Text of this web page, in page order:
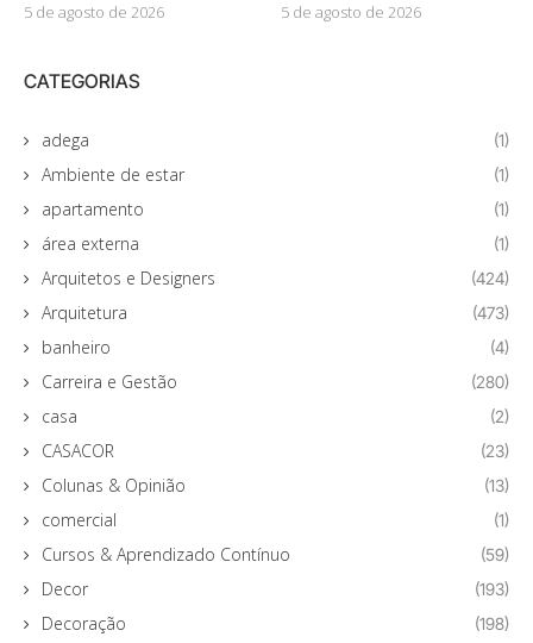
5 de agosto de 2026 5 de agosto de 2026
CATEGORIAS
adega (1)
Ambiente de estar (1)
apartamento (1)
área externa (1)
Arquitetos e Designers (424)
Arquitetura (473)
banheiro (4)
Carreira e Gestão (280)
casa (2)
CASACOR (23)
Colunas & Opinião (13)
comercial (1)
Cursos & Aprendizado Contínuo (59)
Decor (193)
Decoração (198)